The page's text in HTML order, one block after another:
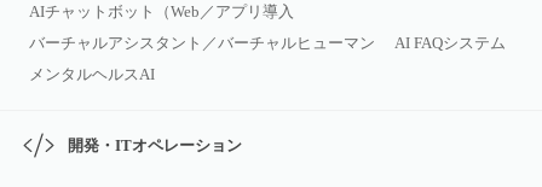
AIチャットボット（Web／アプリ導入
バーチャルアシスタント／バーチャルヒューマン
AI FAQシステム
メンタルヘルスAI
開発・ITオペレーション